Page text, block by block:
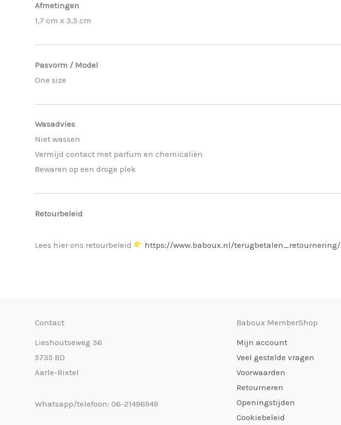
Afmetingen
1,7 cm x 3,5 cm
Pasvorm / Model
One size
Wasadvies
Niet wassen
Vermijd contact met parfum en chemicaliën
Bewaren op een droge plek
Retourbeleid
Lees hier ons retourbeleid https://www.baboux.nl/terugbetalen_retournering/
Contact
Lieshoutseweg 36
5735 BD
Aarle-Rixtel
Whatsapp/telefoon: 06-21496949
Baboux MemberShop
Mijn account
Veel gestelde vragen
Voorwaarden
Retourneren
Openingstijden
Cookiebeleid